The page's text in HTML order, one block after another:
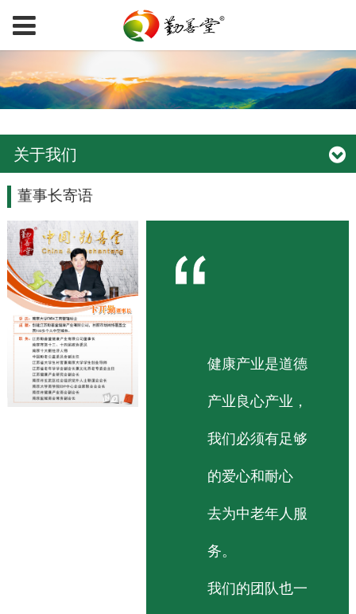
关于我们
董事长寄语
健康产业是道德
产业良心产业，
我们必须有足够
的爱心和耐心
去为中老年人服
务。
我们的团队也一